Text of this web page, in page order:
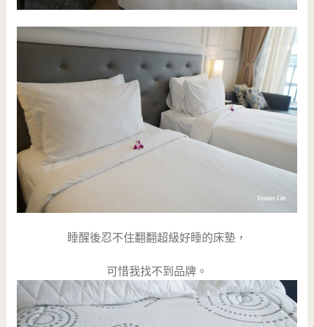
睡醒後忍不住翻翻超級好睡的床墊，
可惜我找不到品牌。